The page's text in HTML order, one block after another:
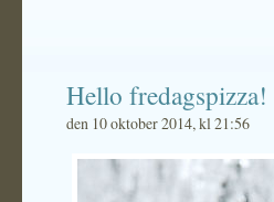
Hello fredagspizza!
den 10 oktober 2014, kl 21:56